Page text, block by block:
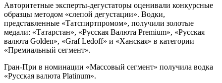
Авторитетные эксперты-дегустаторы оценивали конкурсные
образцы методом «слепой дегустации». Водки,
представленные «Татспиртпромом», получили золотые
медали: «Татарстан», «Русская Валюта Premium», «Русская
валюта Golden», «Graf Ledoff» и «Ханская» в категории
«Премиальный сегмент».
Гран-При в номинации «Массовый сегмент» получила водка
«Русская валюта Platinum».